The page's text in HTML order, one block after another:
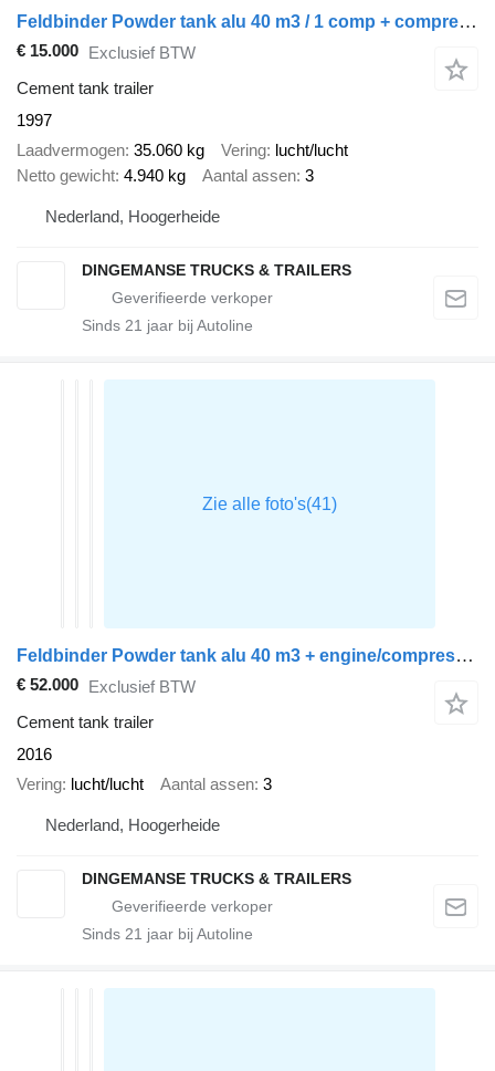
Feldbinder Powder tank alu 40 m3 / 1 comp + compressor
€ 15.000 Exclusief BTW
Cement tank trailer
1997
Laadvermogen 35.060 kg Vering lucht/lucht
Netto gewicht 4.940 kg Aantal assen 3
Nederland, Hoogerheide
DINGEMANSE TRUCKS & TRAILERS
Sinds 21 jaar bij Autoline
Feldbinder Powder tank alu 40 m3 + engine/compressor
€ 52.000 Exclusief BTW
Cement tank trailer
2016
Vering lucht/lucht Aantal assen 3
Nederland, Hoogerheide
DINGEMANSE TRUCKS & TRAILERS
Sinds 21 jaar bij Autoline